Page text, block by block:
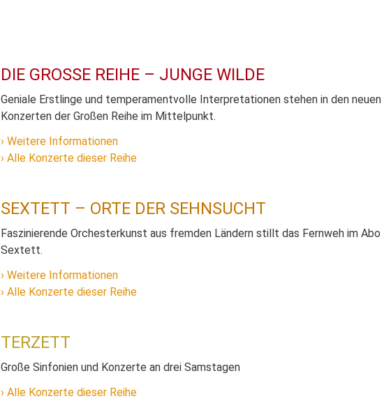
DIE GROSSE REIHE – JUNGE WILDE
Geniale Erstlinge und temperamentvolle Interpretationen stehen in den neuen
Konzerten der Großen Reihe im Mittelpunkt.
Weitere Informationen
Alle Konzerte dieser Reihe
SEXTETT – ORTE DER SEHNSUCHT
Faszinierende Orchesterkunst aus fremden Ländern stillt das Fernweh im Abo
Sextett.
Weitere Informationen
Alle Konzerte dieser Reihe
TERZETT
Große Sinfonien und Konzerte an drei Samstagen
Alle Konzerte dieser Reihe